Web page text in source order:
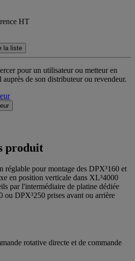
HT
la liste
pour un utilisateur ou metteur en
de son distributeur ou revendeur.
produit
réglable pour montage des DPX³160 et
en position verticale dans XL³4000
par l'intermédiaire de platine dédiée
ou DPX³250 prises avant ou arrière
rotative directe et de commande